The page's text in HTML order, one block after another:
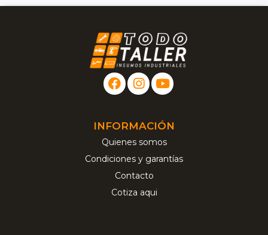
INFORMACIÓN
Quienes somos
Condiciones y garantías
Contacto
Cotiza aqui